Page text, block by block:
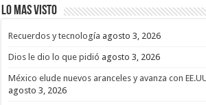
Lo mas Visto
Recuerdos y tecnología agosto 3, 2026
Dios le dio lo que pidió agosto 3, 2026
México elude nuevos aranceles y avanza con
agosto 3, 2026